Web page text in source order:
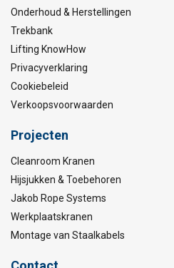
Onderhoud & Herstellingen
Trekbank
Lifting KnowHow
Privacyverklaring
Cookiebeleid
Verkoopsvoorwaarden
Projecten
Cleanroom Kranen
Hijsjukken & Toebehoren
Jakob Rope Systems
Werkplaatskranen
Montage van Staalkabels